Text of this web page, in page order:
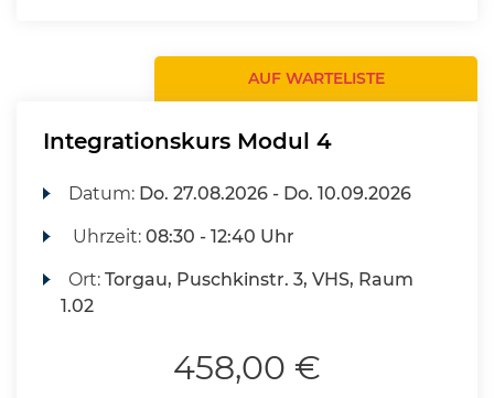
AUF WARTELISTE
Integrationskurs Modul 4
Datum: Do. 27.08.2026 - Do. 10.09.2026
Uhrzeit:08:30 - 12:40 Uhr
Ort:Torgau, Puschkinstr. 3, VHS, Raum
1.02
458,00 €